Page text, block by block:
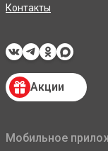
Контакты
Акции
Мобильное